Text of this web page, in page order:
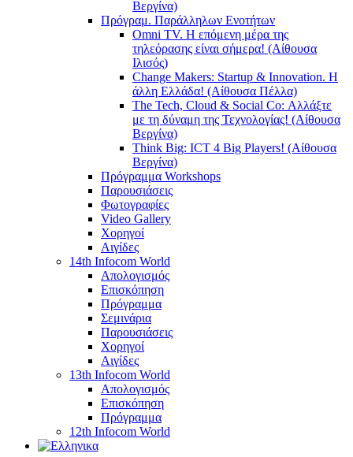
Βεργίνα)
Πρόγραμ. Παράλληλων Ενοτήτων
Omni TV. Η επόμενη μέρα της
τηλεόρασης είναι σήμερα! (Αίθουσα
Ιλισός)
Change Makers: Startup & Innovation. Η
άλλη Ελλάδα! (Αίθουσα Πέλλα)
The Tech, Cloud & Social Co: Αλλάξτε
με τη δύναμη της Τεχνολογίας! (Αίθουσα
Βεργίνα)
Think Big: ICT 4 Big Players! (Αίθουσα
Βεργίνα)
Πρόγραμμα Workshops
Παρουσιάσεις
Φωτογραφίες
Video Gallery
Χορηγοί
Αιγίδες
14th Infocom World
Απολογισμός
Επισκόπηση
Πρόγραμμα
Σεμινάρια
Παρουσιάσεις
Χορηγοί
Αιγίδες
13th Infocom World
Απολογισμός
Επισκόπηση
Πρόγραμμα
12th Infocom World